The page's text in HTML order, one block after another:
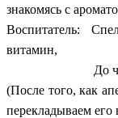
знакомясь с
Воспитатель:
витамин,
До чего же
(После того, как
перекладываем его